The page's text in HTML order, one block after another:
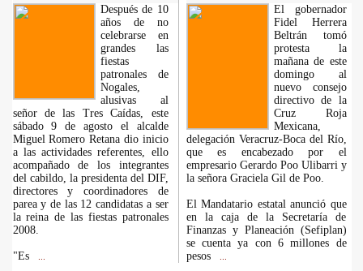
Después de 10
años de no
celebrarse en
grandes las
fiestas
patronales de
Nogales,
alusivas al
señor de las Tres Caídas, este
sábado 9 de agosto el alcalde
Miguel Romero Retana dio inicio
a las actividades referentes, ello
acompañado de los integrantes
del cabildo, la presidenta del DIF,
directores y coordinadores de
parea y de las 12 candidatas a ser
la reina de las fiestas patronales
2008.
"Es
El gobernador
Fidel Herrera
Beltrán tomó
protesta la
mañana de este
domingo al
nuevo consejo
directivo de la
Cruz Roja
Mexicana,
delegación Veracruz-Boca del Río,
que es encabezado por el
empresario Gerardo Poo Ulibarri y
la señora Graciela Gil de Poo.
El Mandatario estatal anunció que
en la caja de la Secretaría de
Finanzas y Planeación (Sefiplan)
se cuenta ya con 6 millones de
pesos